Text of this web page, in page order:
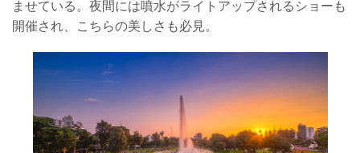
ませている。夜間には噴水がライトアップされるショーも
開催され、こちらの美しさも必見。